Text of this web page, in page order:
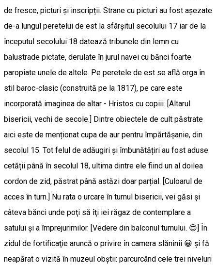
de fresce, picturi și inscripții. Strane cu picturi au fost așezate
de-a lungul peretelui de est la sfârșitul secolului 17 iar de la
începutul secolului 18 datează tribunele din lemn cu
balustrade pictate, derulate în jurul navei cu bănci foarte
paropiate unele de altele. Pe peretele de est se află orga în
stil baroc-clasic (construită pe la 1817), pe care este
incorporată imaginea de altar - Hristos cu copiii. [Altarul
bisericii, vechi de secole.] Dintre obiectele de cult păstrate
aici este de menționat cupa de aur pentru împărtășanie, din
secolul 15. Tot felul de adăugiri și îmbunătățiri au fost aduse
cetății până în secolul 18, ultima dintre ele fiind un al doilea
cordon de zid, păstrat până astăzi doar parțial. [Culoarul de
acces în turn.] Nu rata o urcare în turnul bisericii, vei găsi şi
câteva bănci unde poţi să îţi iei răgaz de contemplare a
satului şi a împrejurimilor. [Vedere din balconul turnului. 😍] În
zidul de fortificaţie aruncă o privire în camera slăninii 😀 şi fă
neapărat o vizită în muzeul obştii: parcurcând cele trei niveluri